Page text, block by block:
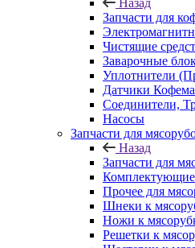
Назад
Запчасти для
Чистящие
Заварочные
Уплотнители
Датчики
Соединители,
Насосы
Запчасти для
Назад
Запчасти для
Прочее для
Шнеки к
Ножи к
Решетки к